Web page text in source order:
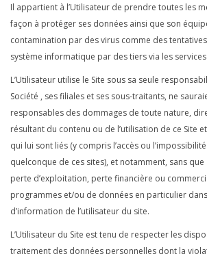
Il appartient à l’Utilisateur de prendre toutes les
façon à protéger ses données ainsi que son
contamination par des virus comme des
système informatique par des tiers via les services
L’Utilisateur utilise le Site sous sa seule
Société , ses filiales et ses sous-traitants, ne
responsables des dommages de toute nature,
résultant du contenu ou de l’utilisation de ce Site
qui lui sont liés (y compris l’accès ou l’impossibilité
quelconque de ces sites), et notamment, sans
perte d’exploitation, perte financière ou
programmes et/ou de données en particulier
d’information de l’utilisateur du site.
L’Utilisateur du Site est tenu de respecter les
traitement des données personnelles dont la